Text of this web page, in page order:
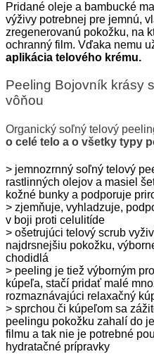
Pridané oleje a bambucké
výživy potrebnej pre jemnú,
zregenerovanú pokožku, na
ochranný film. Vďaka nemu
aplikácia telového krému.
Peeling Bojovník krásy
vôňou
Organický soľný telový
o celé telo a o všetky typy
> jemnozrnný soľný telový
rastlinných olejov a masiel
kožné bunky a podporuje
> zjemňuje, vyhladzuje,
v boji proti celulitíde
> ošetrujúci telový scrub
najdrsnejšiu pokožku,
chodidlá
> peeling je tiež výborným
kúpeľa, stačí pridať malé
rozmaznávajúci relaxačný
> sprchou či kúpeľom sa
peelingu pokožku zahalí do
filmu a tak nie je potrebné
hydratačné prípravky